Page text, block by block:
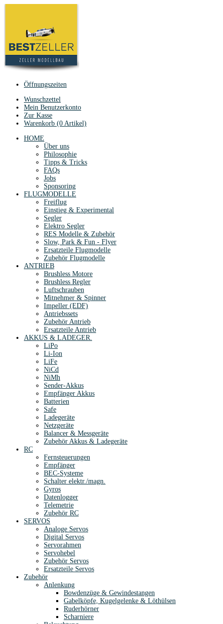
Öffnungszeiten
Wunschzettel
Mein Benutzerkonto
Zur Kasse
Warenkorb (0 Artikel)
HOME
Über uns
Philosophie
Tipps & Tricks
FAQs
Jobs
Sponsoring
FLUGMODELLE
Freiflug
Einstieg & Experimental
Segler
Elektro Segler
RES Modelle & Zubehör
Slow, Park & Fun - Flyer
Ersatzteile Flugmodelle
Zubehör Flugmodelle
ANTRIEB
Brushless Motore
Brushless Regler
Luftschrauben
Mitnehmer & Spinner
Impeller (EDF)
Antriebssets
Zubehör Antrieb
Ersatzteile Antrieb
AKKUS & LADEGER.
LiPo
Li-Ion
LiFe
NiCd
NiMh
Sender-Akkus
Empfänger Akkus
Batterien
Safe
Ladegeräte
Netzgeräte
Balancer & Messgeräte
Zubehör Akkus & Ladegeräte
RC
Fernsteuerungen
Empfänger
BEC-Systeme
Schalter elektr./magn.
Gyros
Datenlogger
Telemetrie
Zubehör RC
SERVOS
Analoge Servos
Digital Servos
Servorahmen
Servohebel
Zubehör Servos
Ersatzteile Servos
Zubehör
Anlenkung
Bowdenzüge & Gewindestangen
Gabelköpfe, Kugelgelenke & Löthülsen
Ruderhörner
Scharniere